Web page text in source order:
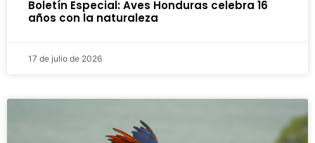
Boletín Especial: Aves Honduras celebra 16
años con la naturaleza
17 de julio de 2026